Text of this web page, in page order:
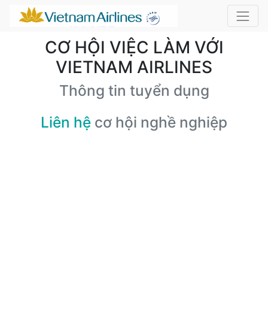
CƠ HỘI VIỆC LÀM VỚI
VIETNAM AIRLINES
Thông tin tuyển dụng
Liên hệ cơ hội nghề nghiệp